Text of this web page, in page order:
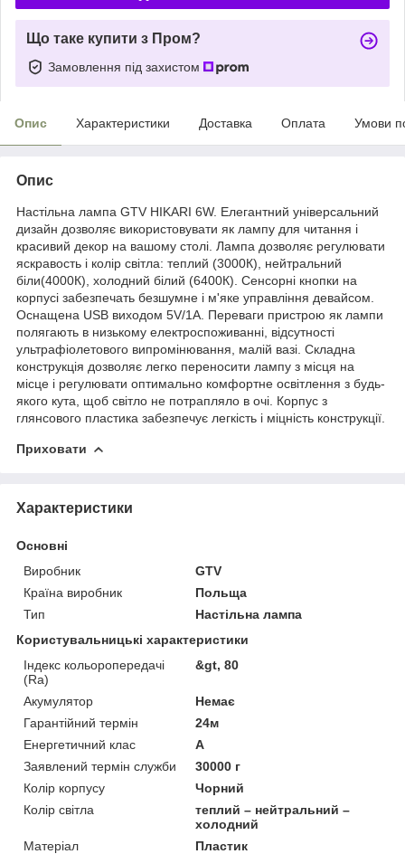
Що таке купити з Пром?
Замовлення під захистом
Опис Характеристики Доставка Оплата Умови
Опис
Настільна лампа GTV HIKARI 6W. Елегантний універсальний
дизайн дозволяє використовувати як лампу для читання і
красивий декор на вашому столі. Лампа дозволяє регулювати
яскравость і колір світла: теплий (3000К), нейтральний
біли(4000К), холодний білий (6400К). Сенсорні кнопки на
корпусі забезпечать безшумне і м'яке управління девайсом.
Оснащена USB виходом 5V/1A. Переваги пристрою як лампи
полягають в низькому електроспоживанні, відсутності
ультрафіолетового випромінювання, малій вазі. Складна
конструкція дозволяє легко переносити лампу з місця на
місце і регулювати оптимально комфортне освітлення з будь-
якого кута, щоб світло не потрапляло в очі. Корпус з
глянсового пластика забезпечує легкість і міцність конструкції.
Приховати
Характеристики
Основні
Виробник
GTV
Країна виробник
Польща
Тип
Настільна лампа
Користувальницькі характеристики
Індекс кольоропередачі
(Ra)
&gt, 80
Акумулятор
Немає
Гарантійний термін
24м
Енергетичний клас
А
Заявлений термін служби
30000 г
Колір корпусу
Чорний
Колір світла
теплий – нейтральний –
холодний
Матеріал
Пластик